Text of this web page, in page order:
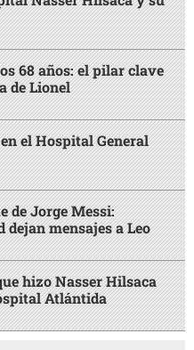
68 años: el pilar clave
de Lionel
el Hospital General
de Jorge Messi:
mensajes a Leo
hizo Nasser Hilsaca
Atlántida